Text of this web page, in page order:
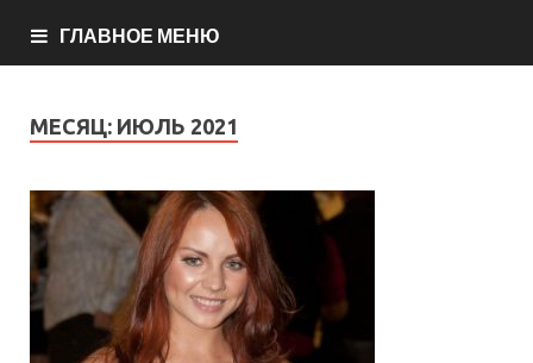
ГЛАВНОЕ МЕНЮ
МЕСЯЦ: ИЮЛЬ 2021